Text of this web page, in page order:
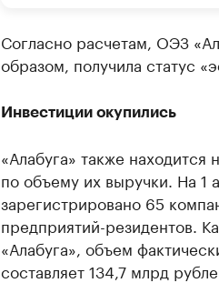
Согласно расчетам, ОЭЗ
образом, получила статус
Инвестиции окупились
«Алабуга» также
по объему их выручки. На 1
зарегистрировано 65
предприятий-резидентов.
«Алабуга», объем
составляет 134,7 млрд